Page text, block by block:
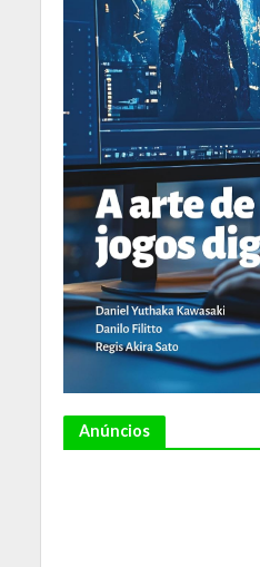
Anúncios